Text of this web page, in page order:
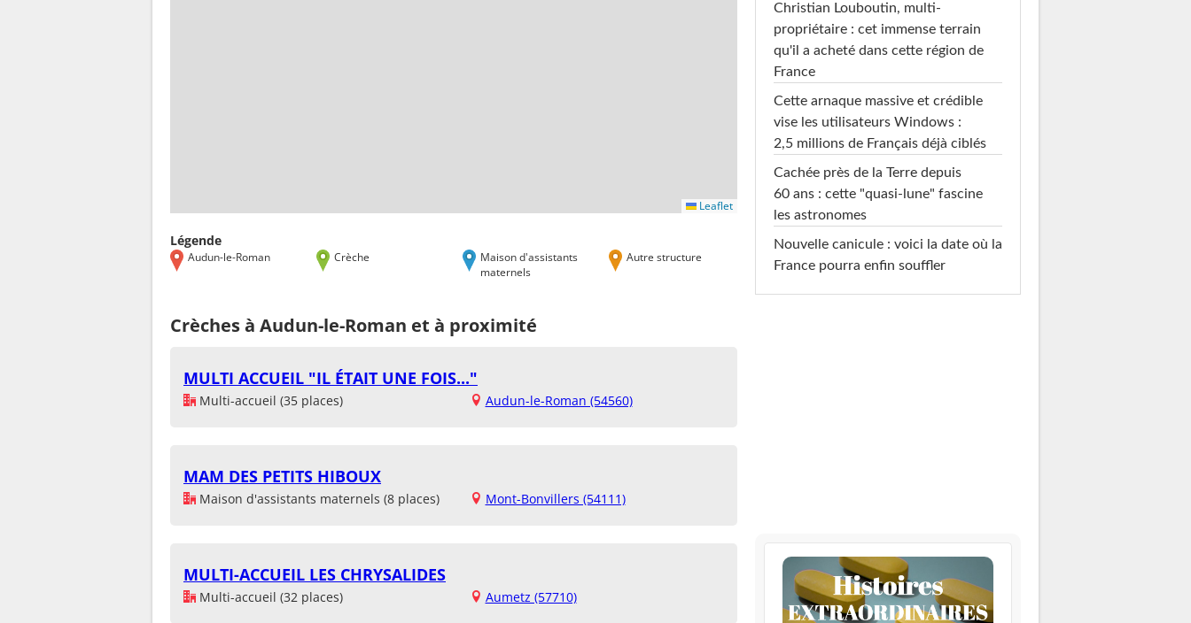
Leaflet
Légende
Audun-le-Roman Crèche
Maison d'assistants
maternels
Autre structure
Crèches à Audun-le-Roman et à proximité
MULTI ACCUEIL "IL ÉTAIT UNE FOIS..."
Multi-accueil (35 places) Audun-le-Roman (54560)
MAM DES PETITS HIBOUX
Maison d'assistants maternels (8 places) Mont-Bonvillers (54111)
MULTI-ACCUEIL LES CHRYSALIDES
Multi-accueil (32 places) Aumetz (57710)
Christian Louboutin, multi-
propriétaire : cet immense terrain
qu'il a acheté dans cette région de
France
Cette arnaque massive et crédible
vise les utilisateurs Windows :
2,5 millions de Français déjà ciblés
Cachée près de la Terre depuis
60 ans : cette "quasi-lune" fascine
les astronomes
Nouvelle canicule : voici la date où la
France pourra enfin souffler